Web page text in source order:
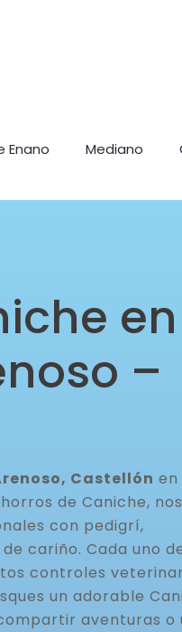
Enano Mediano
en
–
Castellón en
de Caniche, nos
con pedigrí,
cariño. Cada uno
controles
un adorable
aventuras o